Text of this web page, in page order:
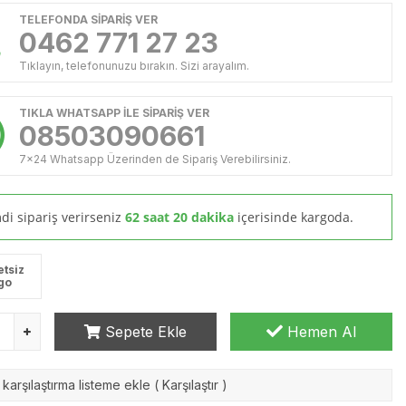
TELEFONDA SİPARİŞ VER
0462 771 27 23
Tıklayın, telefonunuzu bırakın. Sizi arayalım.
TIKLA WHATSAPP İLE SİPARİŞ VER
08503090661
7x24 Whatsapp Üzerinden de Sipariş Verebilirsiniz.
sipariş verirseniz 62 saat 20 dakika içerisinde kargoda.
Sepete Ekle Hemen Al
listeme ekle ( Karşılaştır )